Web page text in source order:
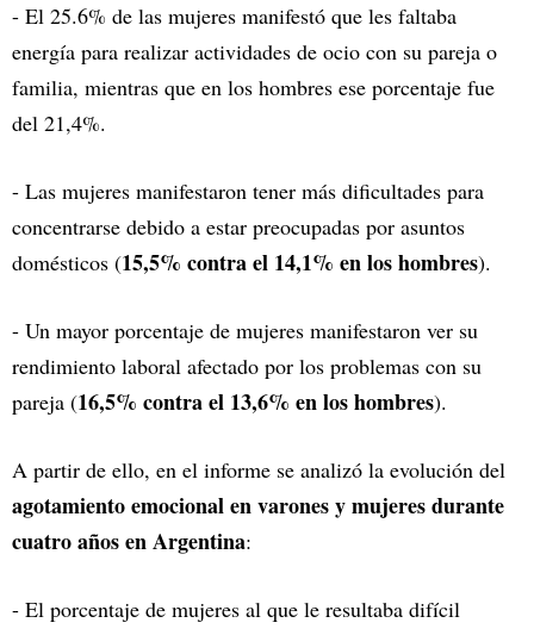
- El 25.6% de las mujeres manifestó que les faltaba
energía para realizar actividades de ocio con su pareja o
familia, mientras que en los hombres ese porcentaje fue
del 21,4%.
- Las mujeres manifestaron tener más dificultades para
concentrarse debido a estar preocupadas por asuntos
domésticos (15,5% contra el 14,1% en los hombres).
- Un mayor porcentaje de mujeres manifestaron ver su
rendimiento laboral afectado por los problemas con su
pareja (16,5% contra el 13,6% en los hombres).
A partir de ello, en el informe se analizó la evolución del
agotamiento emocional en varones y mujeres durante
cuatro años en Argentina:
- El porcentaje de mujeres al que le resultaba difícil